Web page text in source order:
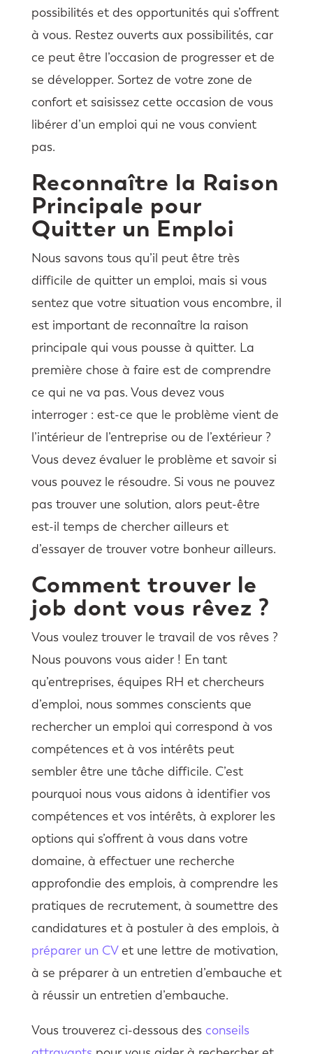
possibilités et des opportunités qui s’offrent
à vous. Restez ouverts aux possibilités, car
ce peut être l’occasion de progresser et de
se développer. Sortez de votre zone de
confort et saisissez cette occasion de vous
libérer d’un emploi qui ne vous convient
pas.
Reconnaître la Raison
Principale pour
Quitter un Emploi
Nous savons tous qu’il peut être très
difficile de quitter un emploi, mais si vous
sentez que votre situation vous encombre, il
est important de reconnaître la raison
principale qui vous pousse à quitter. La
première chose à faire est de comprendre
ce qui ne va pas. Vous devez vous
interroger : est-ce que le problème vient de
l’intérieur de l’entreprise ou de l’extérieur ?
Vous devez évaluer le problème et savoir si
vous pouvez le résoudre. Si vous ne pouvez
pas trouver une solution, alors peut-être
est-il temps de chercher ailleurs et
d’essayer de trouver votre bonheur ailleurs.
Comment trouver le
job dont vous rêvez ?
Vous voulez trouver le travail de vos rêves ?
Nous pouvons vous aider ! En tant
qu’entreprises, équipes RH et chercheurs
d’emploi, nous sommes conscients que
rechercher un emploi qui correspond à vos
compétences et à vos intérêts peut
sembler être une tâche difficile. C’est
pourquoi nous vous aidons à identifier vos
compétences et vos intérêts, à explorer les
options qui s’offrent à vous dans votre
domaine, à effectuer une recherche
approfondie des emplois, à comprendre les
pratiques de recrutement, à soumettre des
candidatures et à postuler à des emplois, à
préparer un CVet une lettre de motivation,
à se préparer à un entretien d’embauche et
à réussir un entretien d’embauche.
Vous trouverez ci-dessous des conseils